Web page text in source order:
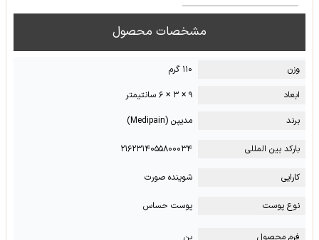
مشخصات محصول
وزن
۱۱۰ گرم
ابعاد
۹ × ۳ × ۶ سانتیمتر
برند
مدیپن (Medipain)
بارکد بین المللی ۲۱۶۲۳۱۴۰۵۵۸۰۰۰۳۴
کارایی شوینده صورت
نوع پوست پوست حساس
فرم محصول
پن